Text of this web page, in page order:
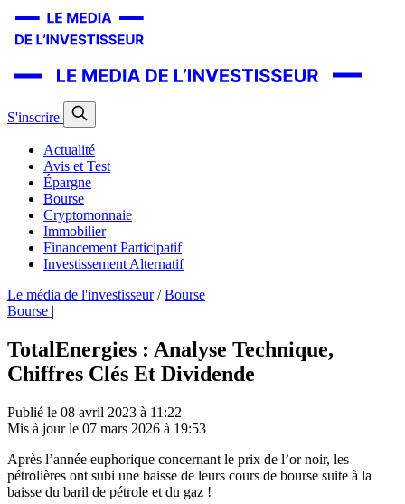
S'inscrire
Actualité
Avis et Test
Épargne
Bourse
Cryptomonnaie
Immobilier
Financement Participatif
Investissement Alternatif
Le média de l'investisseur / Bourse
Bourse |
TotalEnergies : Analyse Technique,
Chiffres Clés Et Dividende
Publié le 08 avril 2023 à 11:22
Mis à jour le 07 mars 2026 à 19:53
Après l’année euphorique concernant le prix de l’or noir, les
pétrolières ont subi une baisse de leurs cours de bourse suite à la
baisse du baril de pétrole et du gaz !